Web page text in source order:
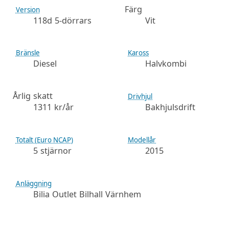
Version
118d 5-dörrars
Färg
Vit
Bränsle
Diesel
Kaross
Halvkombi
Årlig skatt
1311 kr/år
Drivhjul
Bakhjulsdrift
Totalt (Euro NCAP)
5 stjärnor
Modellår
2015
Anläggning
Bilia Outlet Bilhall Värnhem